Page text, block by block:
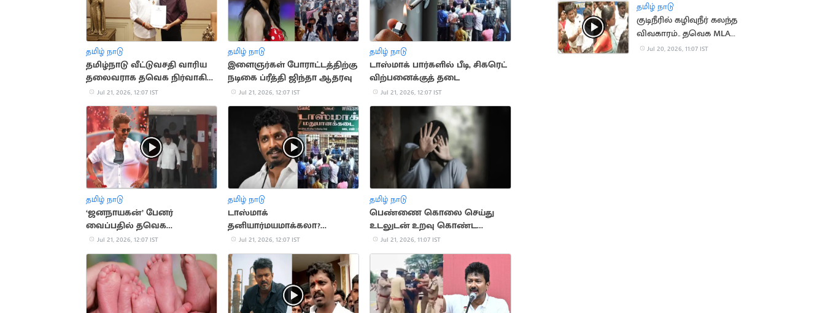
தமிழ் நாடு
தமிழ்நாடு வீட்டுவசதி வாரிய
தலைவராக தவெக நிர்வாகி
சிவா நியமனம்
Jul 21, 2026, 12:07 IST
தமிழ் நாடு
இளைஞர்கள் போராட்டத்திற்கு
நடிகை ப்ரீத்தி ஜிந்தா ஆதரவு
Jul 21, 2026, 12:07 IST
தமிழ் நாடு
டாஸ்மாக் பார்களில் பீடி, சிகரெட்
விற்பனைக்குத் தடை
Jul 21, 2026, 12:07 IST
தமிழ் நாடு
‘ஜனநாயகன்’ பேனர்
வைப்பதில் தவெக
நிர்வாகிகள் இடையே மோதல்
Jul 21, 2026, 12:07 IST
தமிழ் நாடு
டாஸ்மாக்
தனியார்மயமாக்கலா?
அமைச்சர் விக்னேஷ் பேட்டி
Jul 21, 2026, 12:07 IST
தமிழ் நாடு
பெண்ணை கொலை செய்து
உடலுடன் உறவு கொண்ட
சைக்கோ
Jul 21, 2026, 11:07 IST
தமிழ் நாடு
குடிநீரில் கழிவுநீர் கலந்த
விவகாரம்.. தவெக MLA
முன் நடந்த மோதல்
Jul 20, 2026, 11:07 IST